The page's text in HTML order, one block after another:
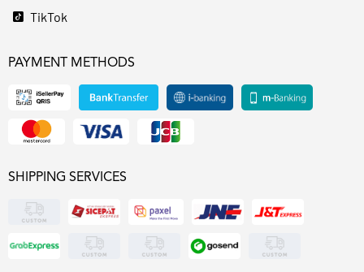
TikTok
PAYMENT METHODS
SHIPPING SERVICES